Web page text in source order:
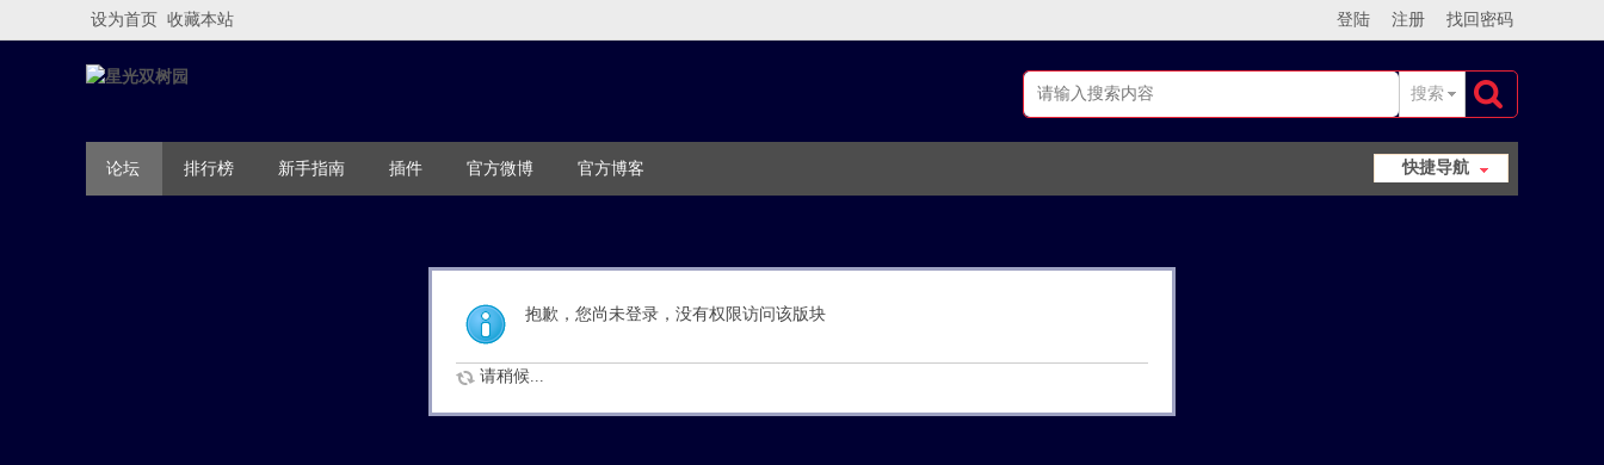
设为首页 收藏本站 登陆 注册 找回密码
搜索
快捷导航
论坛 排行榜 新手指南 插件 官方微博 官方博客
抱歉，您尚未登录，没有权限访问该版块
请稍候...